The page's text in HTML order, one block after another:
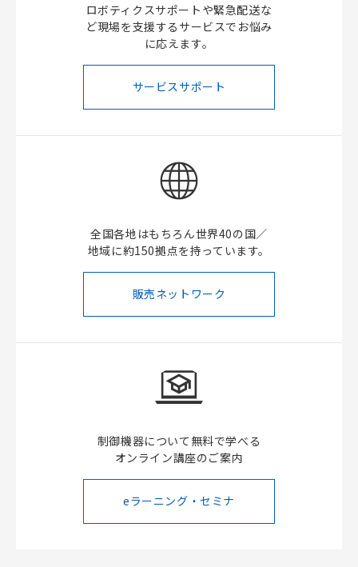
ロボティクスサポートや緊急配送な
ど現場を支援するサービスでお悩み
に応えます。
サービスサポート
全国各地はもちろん世界40の国／
地域に約150拠点を持っています。
販売ネットワーク
制御機器について無料で学べる
オンライン講座のご案内
eラーニング・セミナ